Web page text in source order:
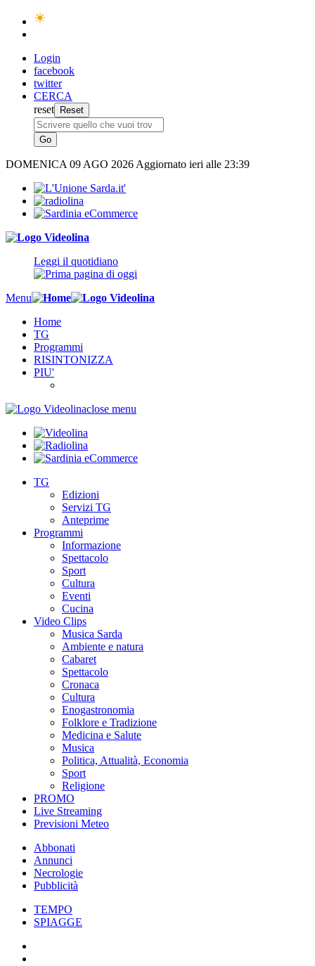
Login
facebook
twitter
CERCA
reset
DOMENICA 09 AGO 2026 Aggiornato ieri alle 23:39
Leggi il quotidiano
Menu
Home
TG
Programmi
RISINTONIZZA
PIU'
close menu
TG
Edizioni
Servizi TG
Anteprime
Programmi
Informazione
Spettacolo
Sport
Cultura
Eventi
Cucina
Video Clips
Musica Sarda
Ambiente e natura
Cabaret
Spettacolo
Cronaca
Cultura
Enogastronomia
Folklore e Tradizione
Medicina e Salute
Musica
Politica, Attualità, Economia
Sport
Religione
PROMO
Live Streaming
Previsioni Meteo
Abbonati
Annunci
Necrologie
Pubblicità
TEMPO
SPIAGGE